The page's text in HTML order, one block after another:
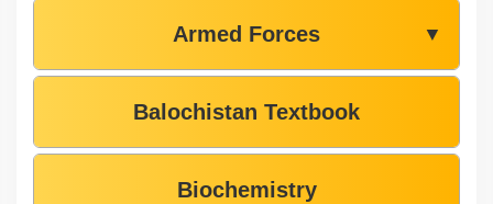
Armed Forces ▼
Balochistan Textbook
Biochemistry